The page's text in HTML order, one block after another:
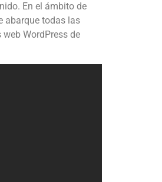
En el ámbito de
abarque todas las
WordPress de